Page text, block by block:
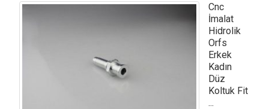
Cnc
İmalat
Hidrolik
Orfs
Erkek
Kadın
Düz
Koltuk Fit
...